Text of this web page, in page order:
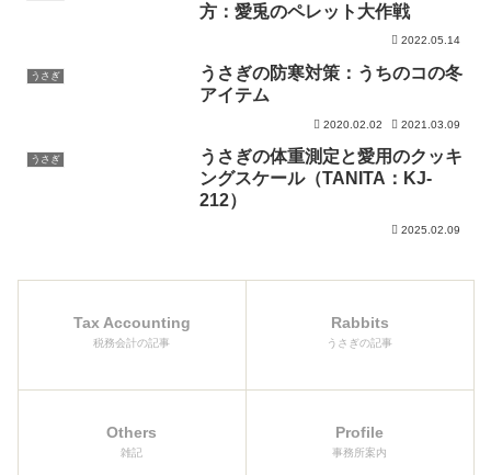
方：愛兎のペレット大作戦
2022.05.14
うさぎ
うさぎの防寒対策：うちのコの冬
アイテム
2020.02.02 2021.03.09
うさぎ
うさぎの体重測定と愛用のクッキ
ングスケール（TANITA：KJ-
212）
2025.02.09
Tax Accounting
税務会計の記事
Rabbits
うさぎの記事
Others
雑記
Profile
事務所案内